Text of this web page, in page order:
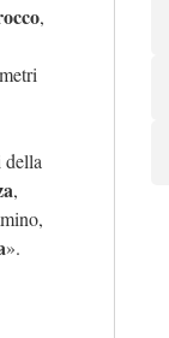
,
della
,
».